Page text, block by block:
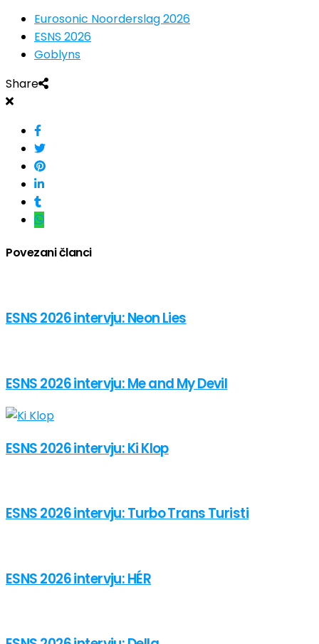
Eurosonic Noorderslag 2026
ESNS 2026
Goblyns
Share
Povezani članci
ESNS 2026 intervju: Neon Lies
ESNS 2026 intervju: Me and My Devil
ESNS 2026 intervju: Ki Klop
ESNS 2026 intervju: Turbo Trans Turisti
ESNS 2026 intervju: HÉR